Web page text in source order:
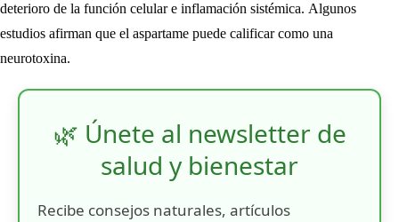
deterioro de la función celular e inflamación sistémica. Algunos
estudios afirman que el aspartame puede calificar como una
neurotoxina.
🌿 Únete al newsletter de
salud y bienestar
Recibe consejos naturales, artículos